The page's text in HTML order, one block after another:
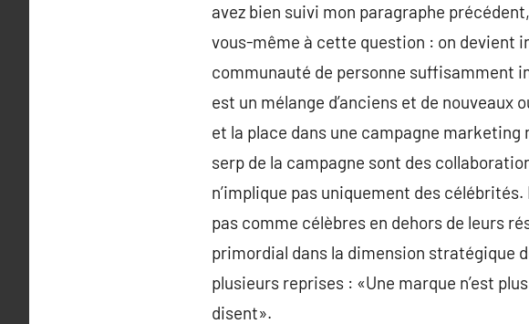
avez bien suivi mon paragraphe
vous-même à cette question : on devient
communauté de personne suffisamment
est un mélange d’anciens et de nouveaux
et la place dans une campagne marketing
serp de la campagne sont des
n’implique pas uniquement des
pas comme célèbres en dehors de leurs
primordial dans la dimension stratégique
plusieurs reprises : «Une marque n’est
disent».